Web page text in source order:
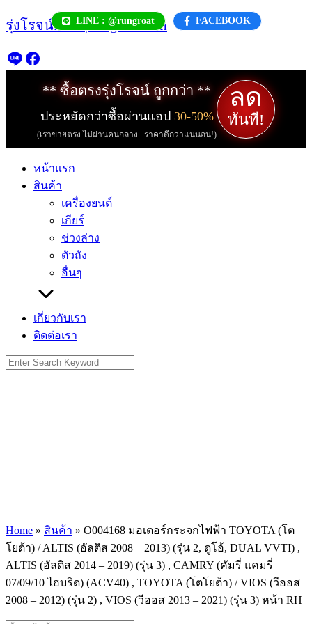
Skip
to
LINE : @rungroat FACEBOOK
รุ่งโรจน์.com | rungroat.com
** ซื้อตรงรุ่งโรจน์ ถูกกว่า **
ประหยัดกว่าซื้อผ่านแอป 30-50%
(เราขายตรง ไม่ผ่านคนกลาง...ราคาดีกว่าแน่นอน!)
ลด
ทันที!
หน้าแรก
สินค้า
เครื่องยนต์
เกียร์
ช่วงล่าง
ตัวถัง
อื่นๆ
เกี่ยวกับเรา
ติดต่อเรา
Search
for:
Home » สินค้า » O004168 มอเตอร์กระจกไฟฟ้า TOYOTA (โต
โยต้า) / ALTIS (อัลติส 2008 – 2013) (รุ่น 2, ดูโอ้, DUAL VVTI) ,
ALTIS (อัลติส 2014 – 2019) (รุ่น 3) , CAMRY (คัมรี่ แคมรี่
07/09/10 ไฮบริด) (ACV40) , TOYOTA (โตโยต้า) / VIOS (วีออส
2008 – 2012) (รุ่น 2) , VIOS (วีออส 2013 – 2021) (รุ่น 3) หน้า RH